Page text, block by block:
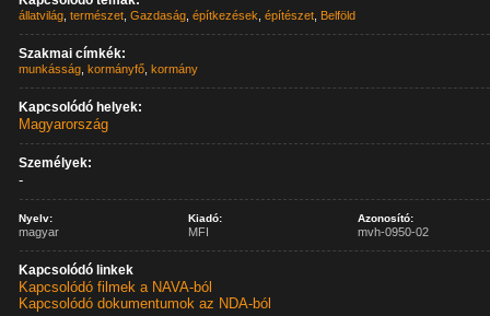
állatvilág ,természet ,Gazdaság ,építkezések ,építészet Belföld
Szakmai címkék:
munkásság ,kormányfő ,kormány
Kapcsolódó helyek:
Magyarország
Személyek:
-
Nyelv:
magyar
Kiadó:
MFI
Azonosító:
mvh-0950-02
Kapcsolódó linkek
Kapcsolódó filmek a NAVA-ból
Kapcsolódó dokumentumok az NDA-ból